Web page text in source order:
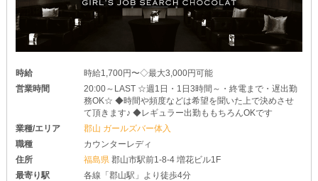
時給
時給1,700円〜◇最大3,000円可能
営業時間
20:00～LAST ☆週1日・1日3時間～・終電まで・遅出勤
務OK☆ ◆時間や頻度などは希望を聞いた上で決めさせ
て頂きます♪ ◆レギュラー出勤ももちろんOKです
業種/エリア
郡山 ガールズバー体入
職種
カウンターレディ
住所
福島県郡山市駅前1-8-4 増花ビル1F
最寄り駅
各線「郡山駅」より徒歩4分